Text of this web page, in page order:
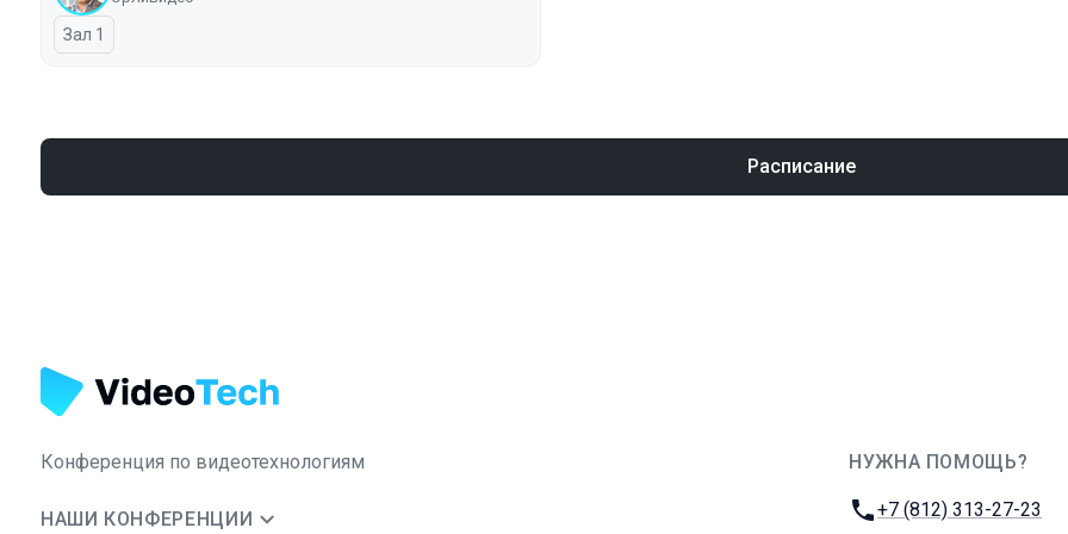
Зал 1
Расписание
Конференция по видеотехнологиям
НАШИ КОНФЕРЕНЦИИ
НУЖНА ПОМОЩЬ?
Телефон:
+7 (812) 313-27-23